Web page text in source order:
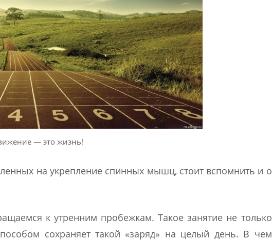
— это жизнь!
на укрепление спинных мышц, стоит вспомнить и о
к утренним пробежкам. Такое занятие не только
сохраняет такой «заряд» на целый день. В чем